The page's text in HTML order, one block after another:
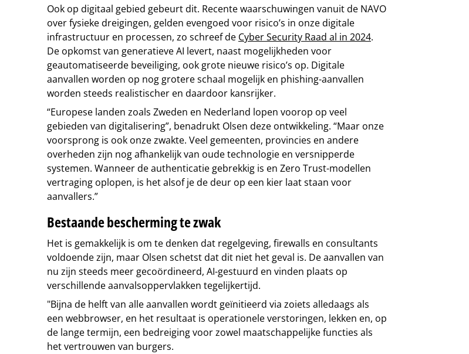
Ook op digitaal gebied gebeurt dit. Recente waarschuwingen vanuit de NAVO
over fysieke dreigingen, gelden evengoed voor risico’s in onze digitale
infrastructuur en processen, zo schreef de Cyber Security Raad al in 2024.
De opkomst van generatieve AI levert, naast mogelijkheden voor
geautomatiseerde beveiliging, ook grote nieuwe risico’s op. Digitale
aanvallen worden op nog grotere schaal mogelijk en phishing-aanvallen
worden steeds realistischer en daardoor kansrijker.
“Europese landen zoals Zweden en Nederland lopen voorop op veel
gebieden van digitalisering”, benadrukt Olsen deze ontwikkeling. “Maar onze
voorsprong is ook onze zwakte. Veel gemeenten, provincies en andere
overheden zijn nog afhankelijk van oude technologie en versnipperde
systemen. Wanneer de authenticatie gebrekkig is en Zero Trust-modellen
vertraging oplopen, is het alsof je de deur op een kier laat staan voor
aanvallers.”
Bestaande bescherming te zwak
Het is gemakkelijk is om te denken dat regelgeving, firewalls en consultants
voldoende zijn, maar Olsen schetst dat dit niet het geval is. De aanvallen van
nu zijn steeds meer gecoördineerd, AI-gestuurd en vinden plaats op
verschillende aanvalsoppervlakken tegelijkertijd.
"Bijna de helft van alle aanvallen wordt geïnitieerd via zoiets alledaags als
een webbrowser, en het resultaat is operationele verstoringen, lekken en, op
de lange termijn, een bedreiging voor zowel maatschappelijke functies als
het vertrouwen van burgers.